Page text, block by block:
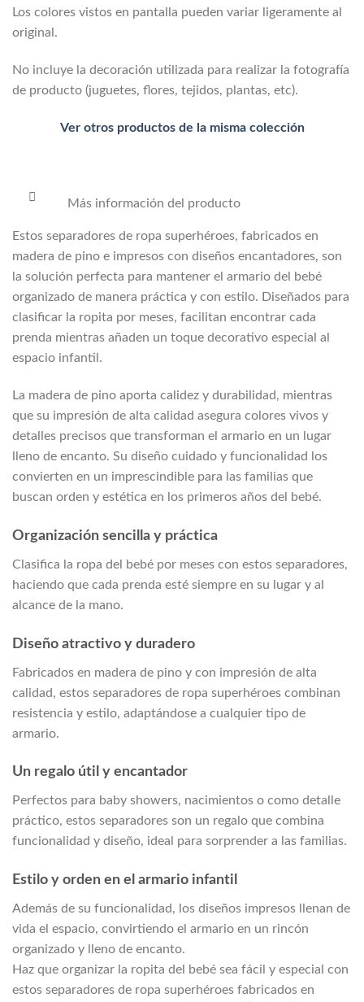
Los colores vistos en pantalla pueden variar ligeramente al
original.
No incluye la decoración utilizada para realizar la fotografía
de producto (juguetes, flores, tejidos, plantas, etc).
Ver otros productos de la misma colección
Más información del producto
Estos separadores de ropa superhéroes, fabricados en
madera de pino e impresos con diseños encantadores, son
la solución perfecta para mantener el armario del bebé
organizado de manera práctica y con estilo. Diseñados para
clasificar la ropita por meses, facilitan encontrar cada
prenda mientras añaden un toque decorativo especial al
espacio infantil.
La madera de pino aporta calidez y durabilidad, mientras
que su impresión de alta calidad asegura colores vivos y
detalles precisos que transforman el armario en un lugar
lleno de encanto. Su diseño cuidado y funcionalidad los
convierten en un imprescindible para las familias que
buscan orden y estética en los primeros años del bebé.
Organización sencilla y práctica
Clasifica la ropa del bebé por meses con estos separadores,
haciendo que cada prenda esté siempre en su lugar y al
alcance de la mano.
Diseño atractivo y duradero
Fabricados en madera de pino y con impresión de alta
calidad, estos separadores de ropa superhéroes combinan
resistencia y estilo, adaptándose a cualquier tipo de
armario.
Un regalo útil y encantador
Perfectos para baby showers, nacimientos o como detalle
práctico, estos separadores son un regalo que combina
funcionalidad y diseño, ideal para sorprender a las familias.
Estilo y orden en el armario infantil
Además de su funcionalidad, los diseños impresos llenan de
vida el espacio, convirtiendo el armario en un rincón
organizado y lleno de encanto.
Haz que organizar la ropita del bebé sea fácil y especial con
estos separadores de ropa superhéroes fabricados en